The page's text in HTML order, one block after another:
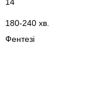
180-240 хв.
Фентезі